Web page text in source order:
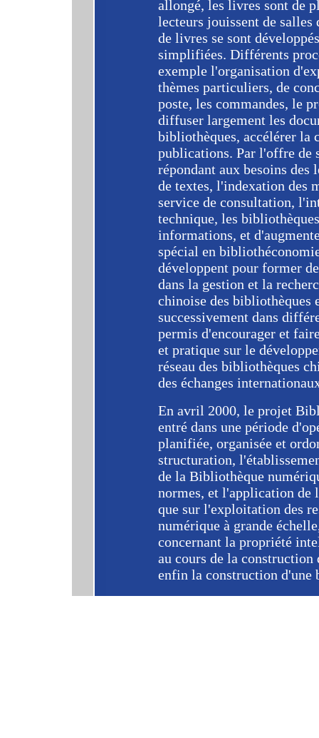
allongé, les livres sont de
lecteurs jouissent de salles
de livres se sont
simplifiées. Différents
exemple l'organisation
thèmes particuliers, de
poste, les commandes, le
diffuser largement les
bibliothèques, accélérer la
publications. Par l'offre de
répondant aux besoins des
de textes, l'indexation des
service de consultation,
technique, les
informations, et
spécial en
développent pour former
dans la gestion et la
chinoise des bibliothèques
successivement dans
permis d'encourager et
et pratique sur le
réseau des bibliothèques
des échanges
En avril 2000, le projet
entré dans une période
planifiée, organisée et
structuration,
de la Bibliothèque
normes, et l'application de
que sur l'exploitation des
numérique à grande
concernant la propriété
au cours de la
enfin la construction d'une